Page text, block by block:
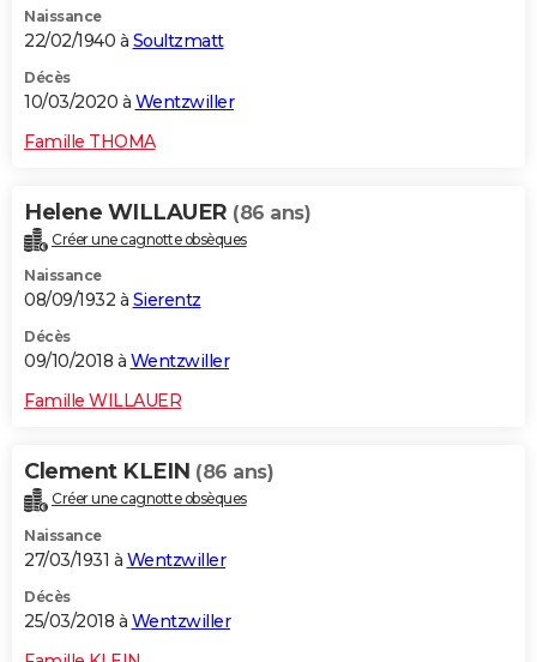
Naissance
22/02/1940 à Soultzmatt
Décès
10/03/2020 à Wentzwiller
Famille THOMA
Helene WILLAUER (86 ans)
Créer une cagnotte obsèques
Naissance
08/09/1932 à Sierentz
Décès
09/10/2018 à Wentzwiller
Famille WILLAUER
Clement KLEIN (86 ans)
Créer une cagnotte obsèques
Naissance
27/03/1931 à Wentzwiller
Décès
25/03/2018 à Wentzwiller